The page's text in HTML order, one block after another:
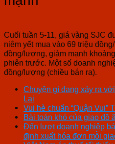
Cuối tuần 5-11, giá vàng SJC
niêm yết mua vào 69 triệu
đồng/lượng, giảm mạnh
phiên trước. Một số doanh
đồng/lượng (chiều bán ra).
Chuyện gì đang xảy ra
Lai
Vui hè chuẩn “Quận Vui”
Bài toán khó của giao đồ
Đến lượt doanh nghiệp
định xuất hóa đơn mỗi